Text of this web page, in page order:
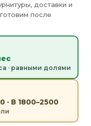
доставки и
после
· равными долями
· В 1800–2500